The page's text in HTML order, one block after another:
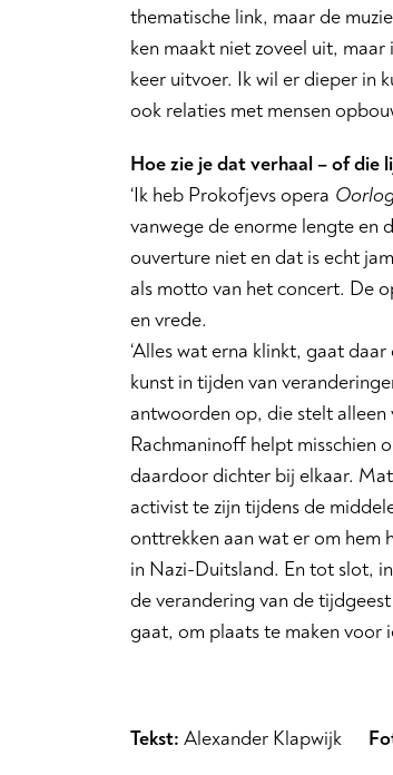
thematische link, maar de
ken maakt niet zoveel uit,
keer uitvoer. Ik wil er dieper in
ook relaties met mensen
Hoe zie je dat verhaal – of die
‘Ik heb Prokofjevs opera
vanwege de enorme lengte en
ouverture niet en dat is echt
als motto van het concert. De
en vrede.
‘Alles wat erna klinkt, gaat
kunst in tijden van
antwoorden op, die stelt alleen
Rachmaninoff helpt misschien
daardoor dichter bij elkaar.
activist te zijn tijdens de
onttrekken aan wat er om hem
in Nazi-Duitsland. En tot slot, in
de verandering van de
gaat, om plaats te maken voor
Tekst: Alexander Klapwijk